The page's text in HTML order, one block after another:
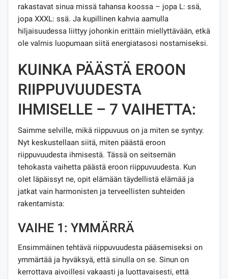
rakastavat sinua missä tahansa koossa – jopa L: ssä,
jopa XXXL: ssä. Ja kupillinen kahvia aamulla
hiljaisuudessa liittyy johonkin erittäin miellyttävään, etkä
ole valmis luopumaan siitä energiatasosi nostamiseksi.
KUINKA PÄÄSTÄ EROON
RIIPPUVUUDESTA
IHMISELLE – 7 VAIHETTA:
Saimme selville, mikä riippuvuus on ja miten se syntyy.
Nyt keskustellaan siitä, miten päästä eroon
riippuvuudesta ihmisestä. Tässä on seitsemän
tehokasta vaihetta päästä eroon riippuvuudesta. Kun
olet läpäissyt ne, opit elämään täydellistä elämää ja
jatkat vain harmonisten ja terveellisten suhteiden
rakentamista:
VAIHE 1: YMMÄRRÄ
Ensimmäinen tehtävä riippuvuudesta pääsemiseksi on
ymmärtää ja hyväksyä, että sinulla on se. Sinun on
kerrottava aivoillesi vakaasti ja luottavaisesti, että